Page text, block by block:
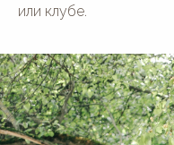
или клубе.